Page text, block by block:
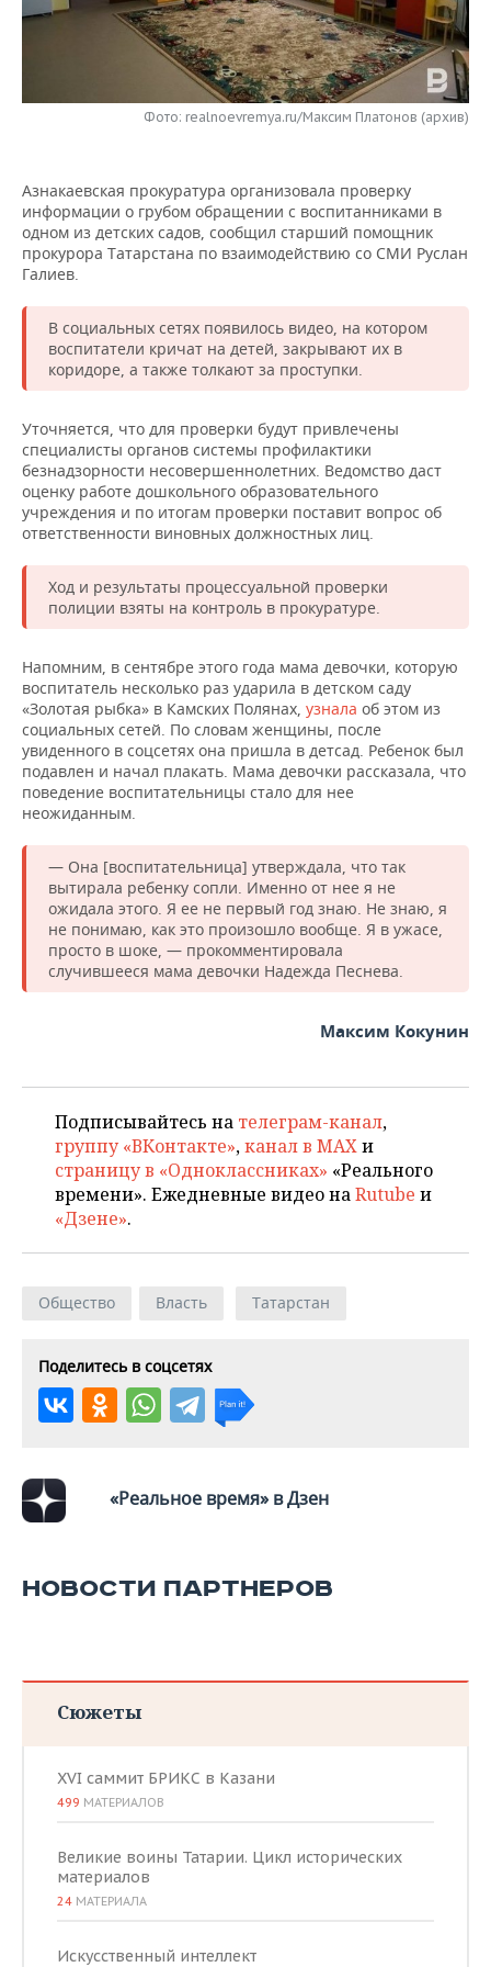
НЕФТЕХИМИЯ
ОПК
РОЗНИЧНАЯ ТОРГОВЛЯ
НОВОСТИ ТЕХНОЛОГИЙ
ТЕЛЕКОММУНИКАЦИИ
МЕРОПРИЯТИЯ
НОВОСТИ МЕРОПРИЯТИЙ
БИЗНЕС-БРАНЧИ
ONLINE-КОНФЕРЕНЦИИ
ФУТБОЛ
ХОККЕЙ
ВОЛЕЙБОЛ
КИБЕРСПОРТ
ФИГУРНОЕ КАТАНИЕ
ВОДНЫЕ ВИДЫ СПОРТА
ХОККЕЙ С МЯЧОМ
НОВОСТИ ОБЩЕСТВА
ВЛАСТЬ
ИСТОРИЯ
КУЛЬТУРА
МЕДИЦИНА
ОБРАЗОВАНИЕ
ПРОИСШЕСТВИЯ
ФОТОГАЛЕРЕЯ
СЮЖЕТЫ
СПИСОК ПЕРСОН
СПИСОК КОМПАНИЙ
ПОЛНАЯ ВЕРСИЯ
Фото: realnoevremya.ru/Максим Платонов (архив)
Азнакаевская прокуратура организовала проверку
информации о грубом обращении с воспитанниками в
одном из детских садов, сообщил старший помощник
прокурора Татарстана по взаимодействию со СМИ Руслан
Галиев.
В социальных сетях появилось видео, на котором
воспитатели кричат на детей, закрывают их в
коридоре, а также толкают за проступки.
Уточняется, что для проверки будут привлечены
специалисты органов системы профилактики
безнадзорности несовершеннолетних. Ведомство даст
оценку работе дошкольного образовательного
учреждения и по итогам проверки поставит вопрос об
ответственности виновных должностных лиц.
Ход и результаты процессуальной проверки
полиции взяты на контроль в прокуратуре.
Напомним, в сентябре этого года мама девочки, которую
воспитатель несколько раз ударила в детском саду
«Золотая рыбка» в Камских Полянах, узнала об этом из
социальных сетей. По словам женщины, после
увиденного в соцсетях она пришла в детсад. Ребенок был
подавлен и начал плакать. Мама девочки рассказала, что
поведение воспитательницы стало для нее
неожиданным.
— Она [воспитательница] утверждала, что так
вытирала ребенку сопли. Именно от нее я не
ожидала этого. Я ее не первый год знаю. Не знаю, я
не понимаю, как это произошло вообще. Я в ужасе,
просто в шоке, — прокомментировала
случившееся мама девочки Надежда Песнева.
Максим Кокунин
Подписывайтесь на телеграм-канал,
группу «ВКонтакте»,канал в MAXи
страницу в «Одноклассниках» «Реального
времени». Ежедневные видео наRutube и
«Дзене».
Общество Власть Татарстан
Поделитесь в соцсетях
«Реальное время» в Дзен
НОВОСТИ ПАРТНЕРОВ
Сюжеты
XVI саммит БРИКС в Казани
499 МАТЕРИАЛОВ
Великие воины Татарии. Цикл исторических
материалов
24 МАТЕРИАЛА
Искусственный интеллект